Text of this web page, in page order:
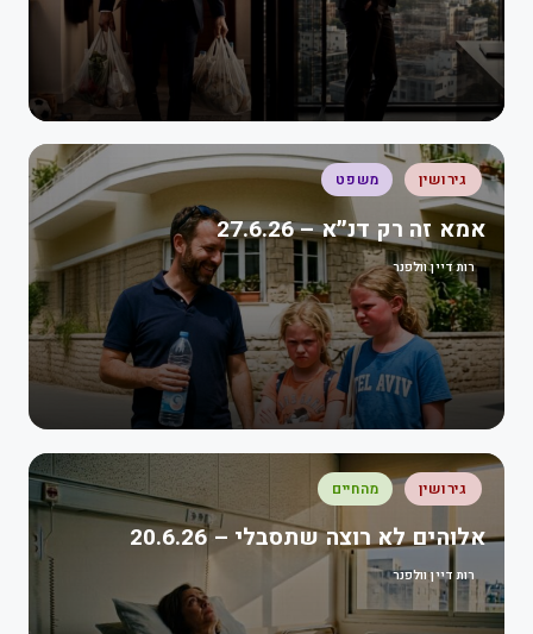
גירושין משפט
אמא זה רק דנ״א – 27.6.26
רות דיין וולפנר
גירושין מהחיים
אלוהים לא רוצה שתסבלי – 20.6.26
רות דיין וולפנר